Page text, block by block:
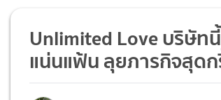
Unlimited Love บริษั
แน่นแฟ้น ลุยภารกิจสุด